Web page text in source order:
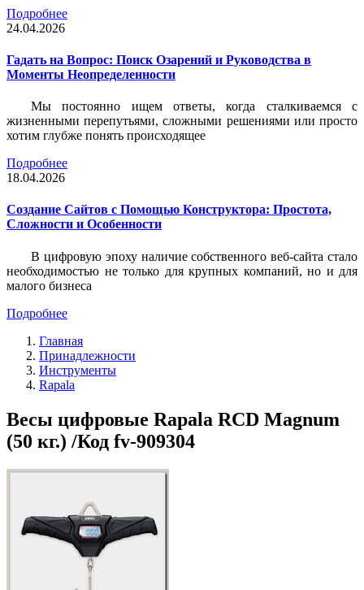
Подробнее
24.04.2026
Гадать на Вопрос: Поиск Озарений и Руководства в
Моменты Неопределенности
Мы постоянно ищем ответы, когда сталкиваемся с
жизненными перепутьями, сложными решениями или просто
хотим глубже понять происходящее
Подробнее
18.04.2026
Создание Сайтов с Помощью Конструктора: Простота,
Сложности и Особенности
В цифровую эпоху наличие собственного веб-сайта стало
необходимостью не только для крупных компаний, но и для
малого бизнеса
Подробнее
Главная
Принадлежности
Инструменты
Rapala
Весы цифровые Rapala RCD Magnum
(50 кг.) /Код fv-909304